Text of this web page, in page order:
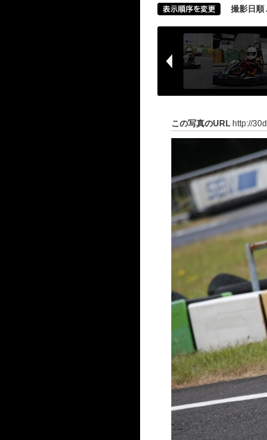
撮影日
この写真のURL http://